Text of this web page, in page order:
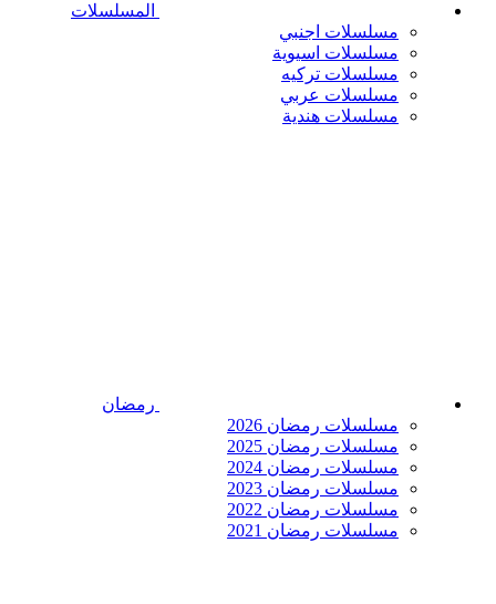
المسلسلات
مسلسلات اجنبي
مسلسلات اسيوية
مسلسلات تركيه
مسلسلات عربي
مسلسلات هندية
رمضان
مسلسلات رمضان 2026
مسلسلات رمضان 2025
مسلسلات رمضان 2024
مسلسلات رمضان 2023
مسلسلات رمضان 2022
مسلسلات رمضان 2021